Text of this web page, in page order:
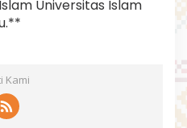
Universitas Islam
Kami